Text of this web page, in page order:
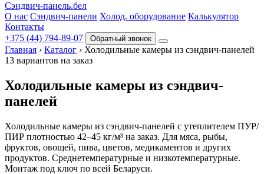
Сэндвич-панель.бел
О нас Сэндвич-панели Холод. оборудование Калькулятор
Контакты
+375 (44) 794‑89‑07
Обратный звонок
Главная › Каталог › Холодильные камеры из сэндвич-панелей
13 вариантов на заказ
Холодильные камеры из сэндвич-
панелей
Холодильные камеры из сэндвич-панелей с утеплителем ПУР/
ПИР плотностью 42–45 кг/м³ на заказ. Для мяса, рыбы,
фруктов, овощей, пива, цветов, медикаментов и других
продуктов. Среднетемпературные и низкотемпературные.
Монтаж под ключ по всей Беларуси.